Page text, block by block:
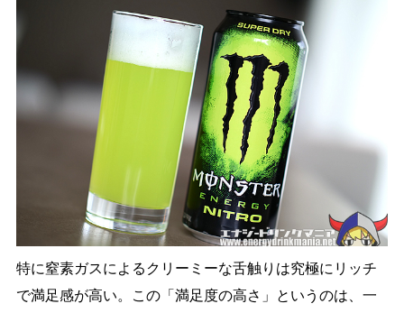
特に窒素ガスによるクリーミーな舌触りは究極にリッチ
で満足感が高い。この「満足度の高さ」というのは、一